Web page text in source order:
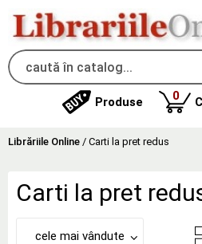
Produse 0
Librăriile Online / Carti la pret redus
Carti la pret
cele mai vândute